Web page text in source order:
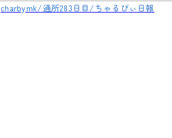
charbymk/通所283日目/ちゃるびぃ日報